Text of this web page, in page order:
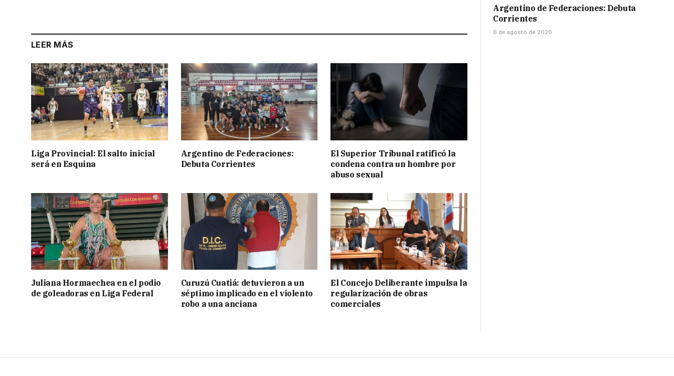
LEER MÁS
Liga Provincial: El salto inicial
será en Esquina
Argentino de Federaciones:
Debuta Corrientes
El Superior Tribunal ratificó la
condena contra un hombre por
abuso sexual
Juliana Hormaechea en el podio
de goleadoras en Liga Federal
Curuzú Cuatiá: detuvieron a un
séptimo implicado en el violento
robo a una anciana
El Concejo Deliberante impulsa la
regularización de obras
comerciales
Argentino de Federaciones: Debuta
Corrientes
6 de agosto de 2026